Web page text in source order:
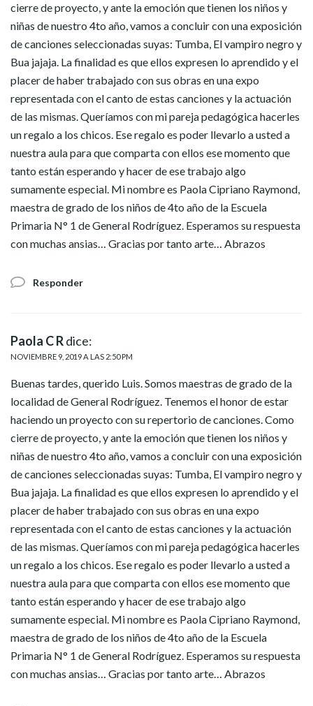
cierre de proyecto, y ante la emoción que tienen los niños y
niñas de nuestro 4to año, vamos a concluir con una exposición
de canciones seleccionadas suyas: Tumba, El vampiro negro y
Bua jajaja. La finalidad es que ellos expresen lo aprendido y el
placer de haber trabajado con sus obras en una expo
representada con el canto de estas canciones y la actuación
de las mismas. Queríamos con mi pareja pedagógica hacerles
un regalo a los chicos. Ese regalo es poder llevarlo a usted a
nuestra aula para que comparta con ellos ese momento que
tanto están esperando y hacer de ese trabajo algo
sumamente especial. Mi nombre es Paola Cipriano Raymond,
maestra de grado de los niños de 4to año de la Escuela
Primaria N° 1 de General Rodríguez. Esperamos su respuesta
con muchas ansias… Gracias por tanto arte… Abrazos
Responder
Paola C Rdice:
NOVIEMBRE 9, 2019 A LAS 2:50 PM
Buenas tardes, querido Luis. Somos maestras de grado de la
localidad de General Rodríguez. Tenemos el honor de estar
haciendo un proyecto con su repertorio de canciones. Como
cierre de proyecto, y ante la emoción que tienen los niños y
niñas de nuestro 4to año, vamos a concluir con una exposición
de canciones seleccionadas suyas: Tumba, El vampiro negro y
Bua jajaja. La finalidad es que ellos expresen lo aprendido y el
placer de haber trabajado con sus obras en una expo
representada con el canto de estas canciones y la actuación
de las mismas. Queríamos con mi pareja pedagógica hacerles
un regalo a los chicos. Ese regalo es poder llevarlo a usted a
nuestra aula para que comparta con ellos ese momento que
tanto están esperando y hacer de ese trabajo algo
sumamente especial. Mi nombre es Paola Cipriano Raymond,
maestra de grado de los niños de 4to año de la Escuela
Primaria N° 1 de General Rodríguez. Esperamos su respuesta
con muchas ansias… Gracias por tanto arte… Abrazos